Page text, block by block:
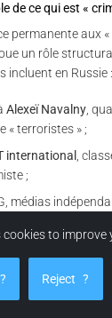
de ce qui est «
permanente aux
un rôle
incluent en Russie :
Alexeï Navalny ,
« terroristes » ;
international
,
;
médias
entre
floue.
to improve
? Reject ?